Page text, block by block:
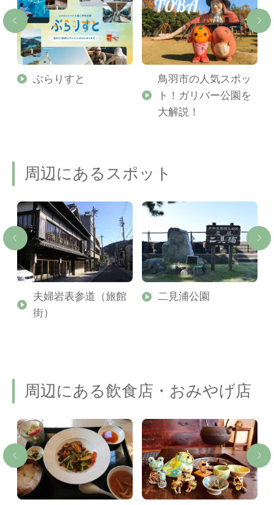
ぶらりすと
鳥羽市の人気スポッ
ト！ガリバー公園を
大解説！
周辺にあるスポット
夫婦岩表参道（旅館
街）
二見浦公園
周辺にある飲食店・おみやげ店